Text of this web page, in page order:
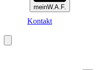
meinW.A.F.
Kontakt